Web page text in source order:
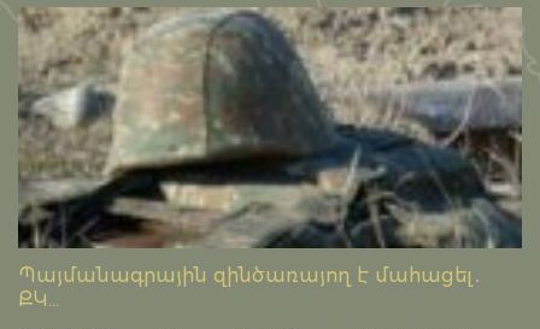
Պայմանագրային զինծառայող է մահացել․
ՔԿ...